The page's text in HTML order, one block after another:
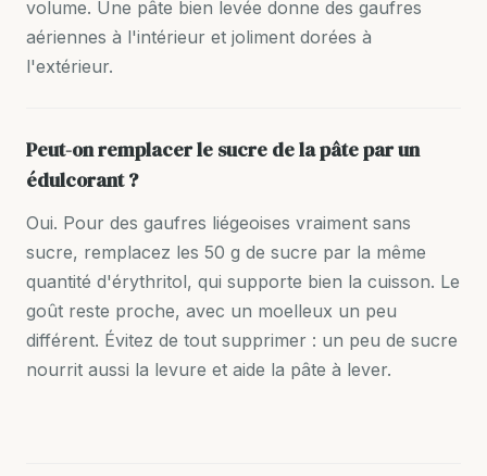
volume. Une pâte bien levée donne des gaufres
aériennes à l'intérieur et joliment dorées à
l'extérieur.
Peut-on remplacer le sucre de la pâte par un
édulcorant ?
Oui. Pour des gaufres liégeoises vraiment sans
sucre, remplacez les 50 g de sucre par la même
quantité d'érythritol, qui supporte bien la cuisson. Le
goût reste proche, avec un moelleux un peu
différent. Évitez de tout supprimer : un peu de sucre
nourrit aussi la levure et aide la pâte à lever.